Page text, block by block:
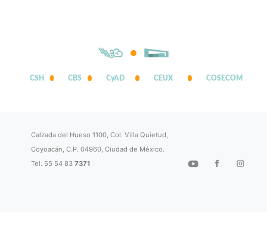
CSH CBS CyAD CEUX COSECOM
Calzada del Hueso 1100, Col. Villa Quietud,
Coyoacán, C.P. 04960, Ciudad de México.
Tel. 55 54 837371